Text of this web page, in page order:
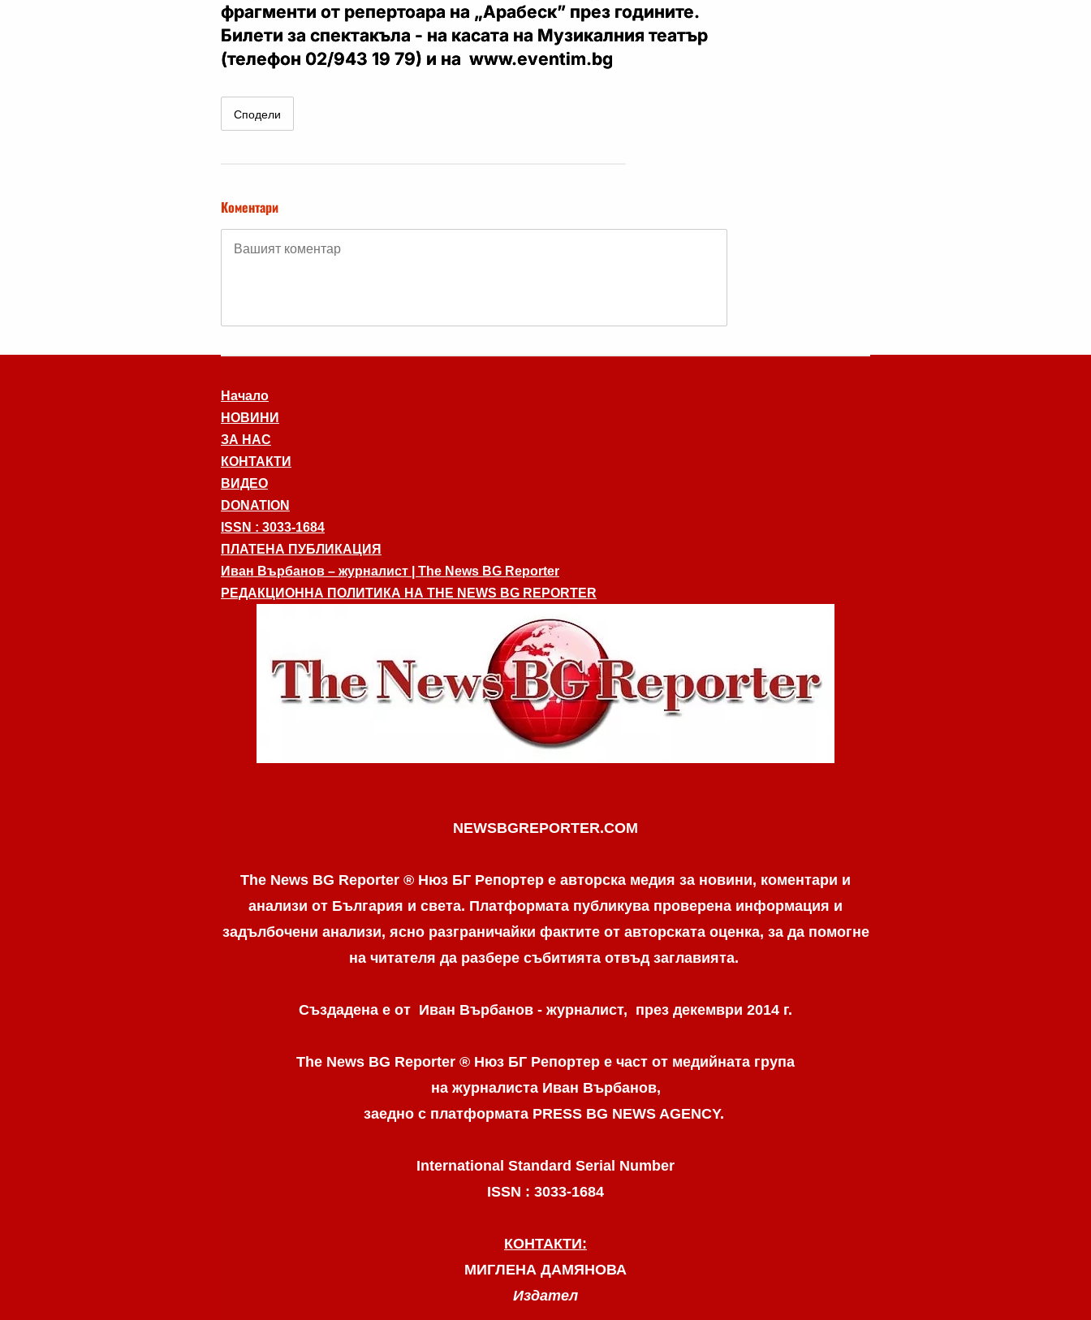
фрагменти от репертоара на „Арабеск” през годините.
Билети за спектакъла - на касата на Музикалния театър
(телефон 02/943 19 79) и на www.eventim.bg
Сподели
Коментари
Начало
НОВИНИ
ЗА НАС
КОНТАКТИ
ВИДЕО
DONATION
ISSN : 3033-1684
ПЛАТЕНА ПУБЛИКАЦИЯ
Иван Върбанов – журналист | The News BG Reporter
РЕДАКЦИОННА ПОЛИТИКА НА THE NEWS BG REPORTER
NEWSBGREPORTER.COM
The News BG Reporter ® Нюз БГ Репортер е авторска медия за новини, коментари и
анализи от България и света. Платформата публикува проверена информация и
задълбочени анализи, ясно разграничaйки фактите от авторската оценка, за да помогне
на читателя да разбере събитията отвъд заглавията.
Създадена е от Иван Върбанов - журналист, през декември 2014 г.
The News BG Reporter ® Нюз БГ Репортер е част от медийната група
на журналиста Иван Върбанов,
заедно с платформата PRESS BG NEWS AGENCY.
International Standard Serial Number
ISSN : 3033-1684
КОНТАКТИ:
МИГЛЕНА ДАМЯНОВА
Издател